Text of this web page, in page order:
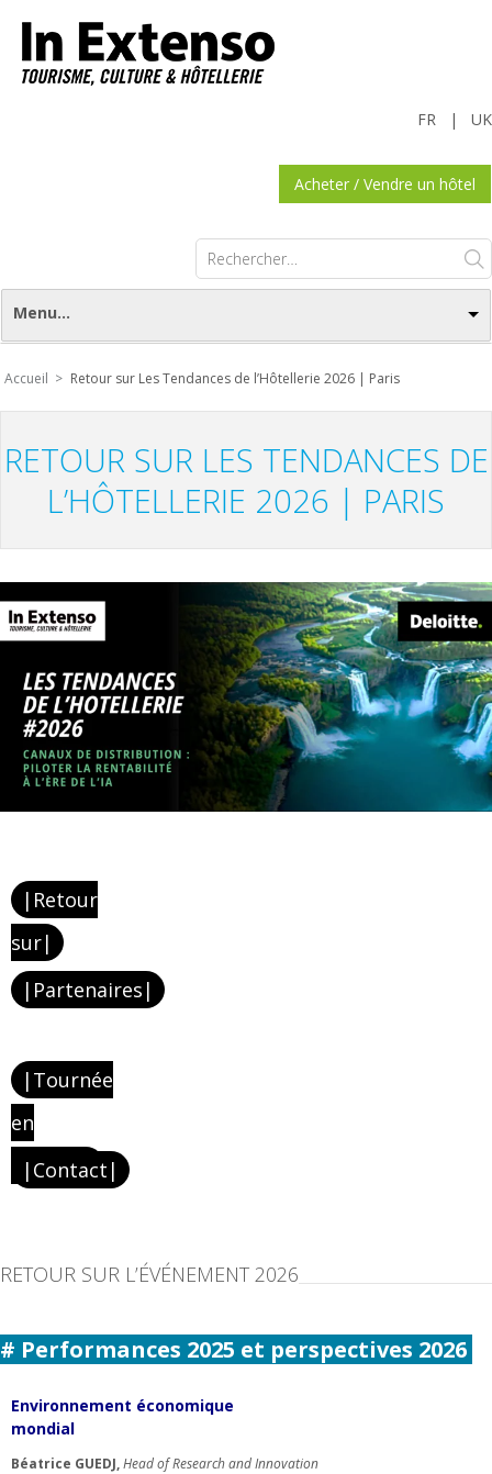
UK
|
FR
Acheter / Vendre un hôtel
Rechercher :
Menu...
Accueil > Retour sur Les Tendances de l’Hôtellerie 2026 | Paris
RETOUR SUR LES TENDANCES DE
L’HÔTELLERIE 2026 | PARIS
|Retour
sur|
|Partenaires|
|Tournée
en
régions|
|Contact|
RETOUR SUR L’ÉVÉNEMENT 2026
# Performances 2025 et perspectives 2026
Environnement économique
mondial
Béatrice GUEDJ,HeadofResearchandInnovation